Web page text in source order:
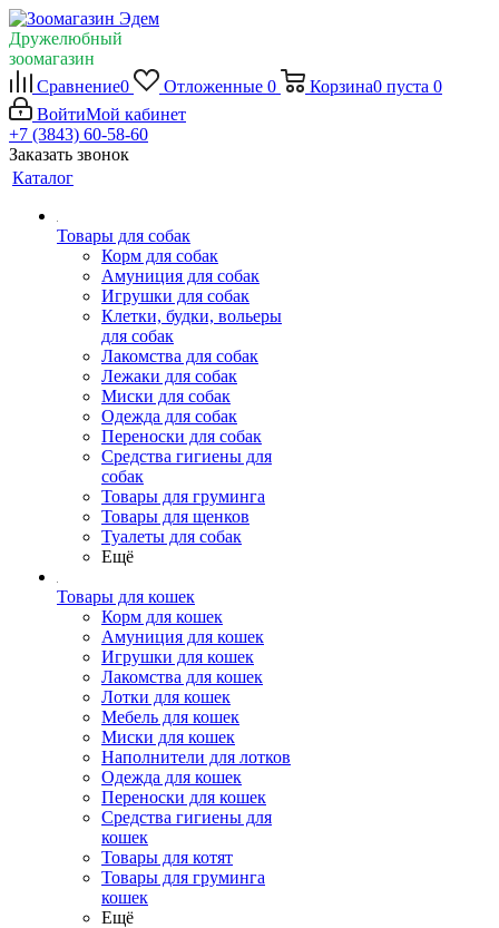
Дружелюбный
зоомагазин
Сравнение0 Отложенные 0 Корзина0 пуста 0
ВойтиМой кабинет
+7 (3843) 60-58-60
Заказать звонок
Каталог
Товары для собак
Корм для собак
Амуниция для собак
Игрушки для собак
Клетки, будки, вольеры
для собак
Лакомства для собак
Лежаки для собак
Миски для собак
Одежда для собак
Переноски для собак
Средства гигиены для
собак
Товары для груминга
Товары для щенков
Туалеты для собак
Ещё
Товары для кошек
Корм для кошек
Амуниция для кошек
Игрушки для кошек
Лакомства для кошек
Лотки для кошек
Мебель для кошек
Миски для кошек
Наполнители для лотков
Одежда для кошек
Переноски для кошек
Средства гигиены для
кошек
Товары для котят
Товары для груминга
кошек
Ещё